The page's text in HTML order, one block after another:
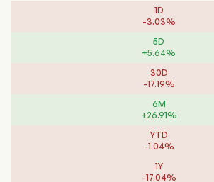
1D
-3.03%
5D
+5.64%
30D
-17.19%
6M
+26.91%
YTD
-1.04%
1Y
-17.04%